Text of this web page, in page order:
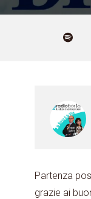
Partenza
grazie ai